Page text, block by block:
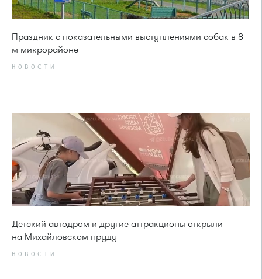
Праздник с показательными выступлениями собак в 8-
м микрорайоне
НОВОСТИ
Детский автодром и другие аттракционы открыли
на Михайловском пруду
НОВОСТИ